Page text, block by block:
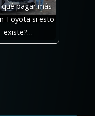
qué pagar más
Toyota si esto
existe?…